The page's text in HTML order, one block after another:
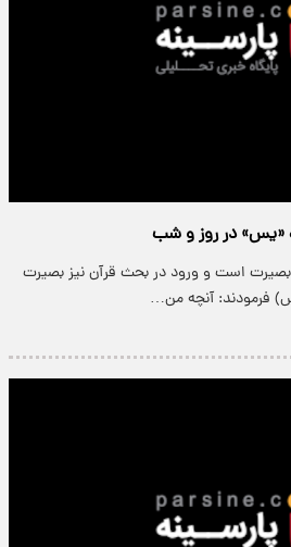
«یس» در روز و شب
است و ورود در بحث قرآن نیز بصيرت
فرمودند: آنچه من…